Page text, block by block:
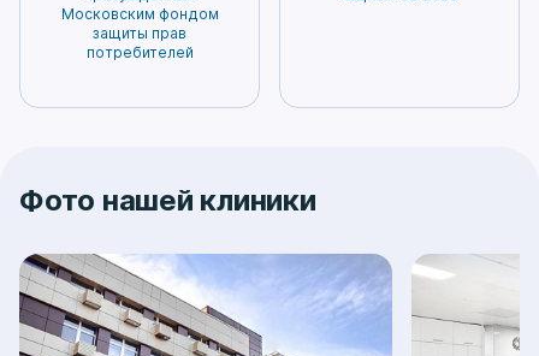
Московским фондом
защиты прав
потребителей
Фото нашей клиники